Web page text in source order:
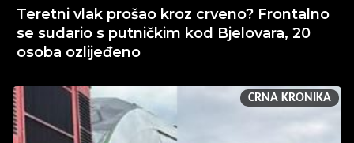
Teretni vlak prošao kroz crveno? Frontalno
se sudario s putničkim kod Bjelovara, 20
osoba ozlijeđeno
CRNA KRONIKA